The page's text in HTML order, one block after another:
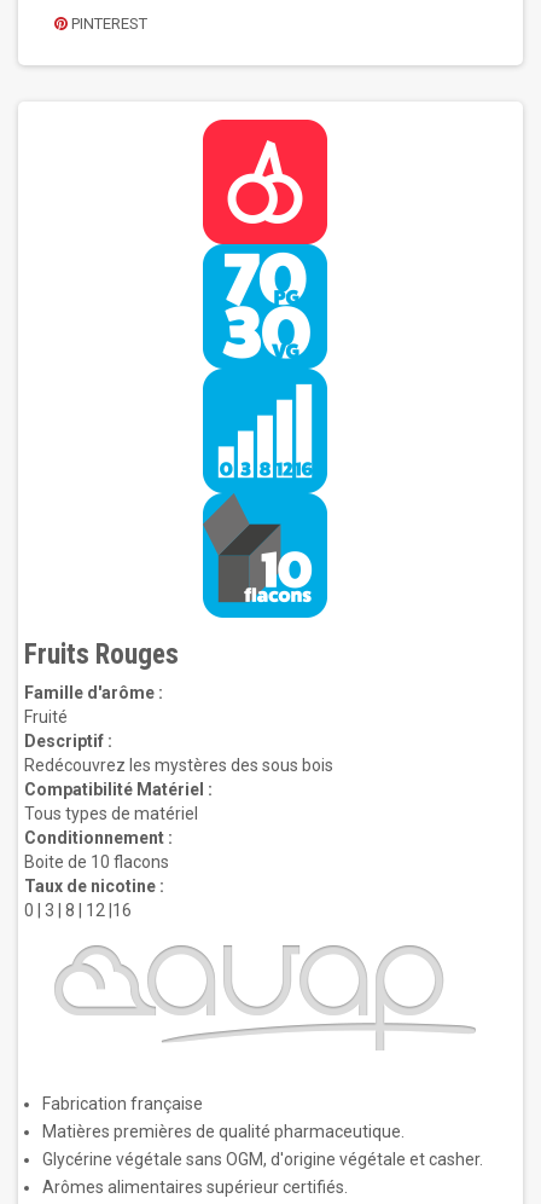
PINTEREST
Fruits Rouges
Famille d'arôme :
Fruité
Descriptif :
Redécouvrez les mystères des sous bois
Compatibilité Matériel :
Tous types de matériel
Conditionnement :
Boite de 10 flacons
Taux de nicotine :
0 | 3 | 8 | 12 |16
Fabrication française
Matières premières de qualité pharmaceutique.
Glycérine végétale sans OGM, d'origine végétale et casher.
Arômes alimentaires supérieur certifiés.